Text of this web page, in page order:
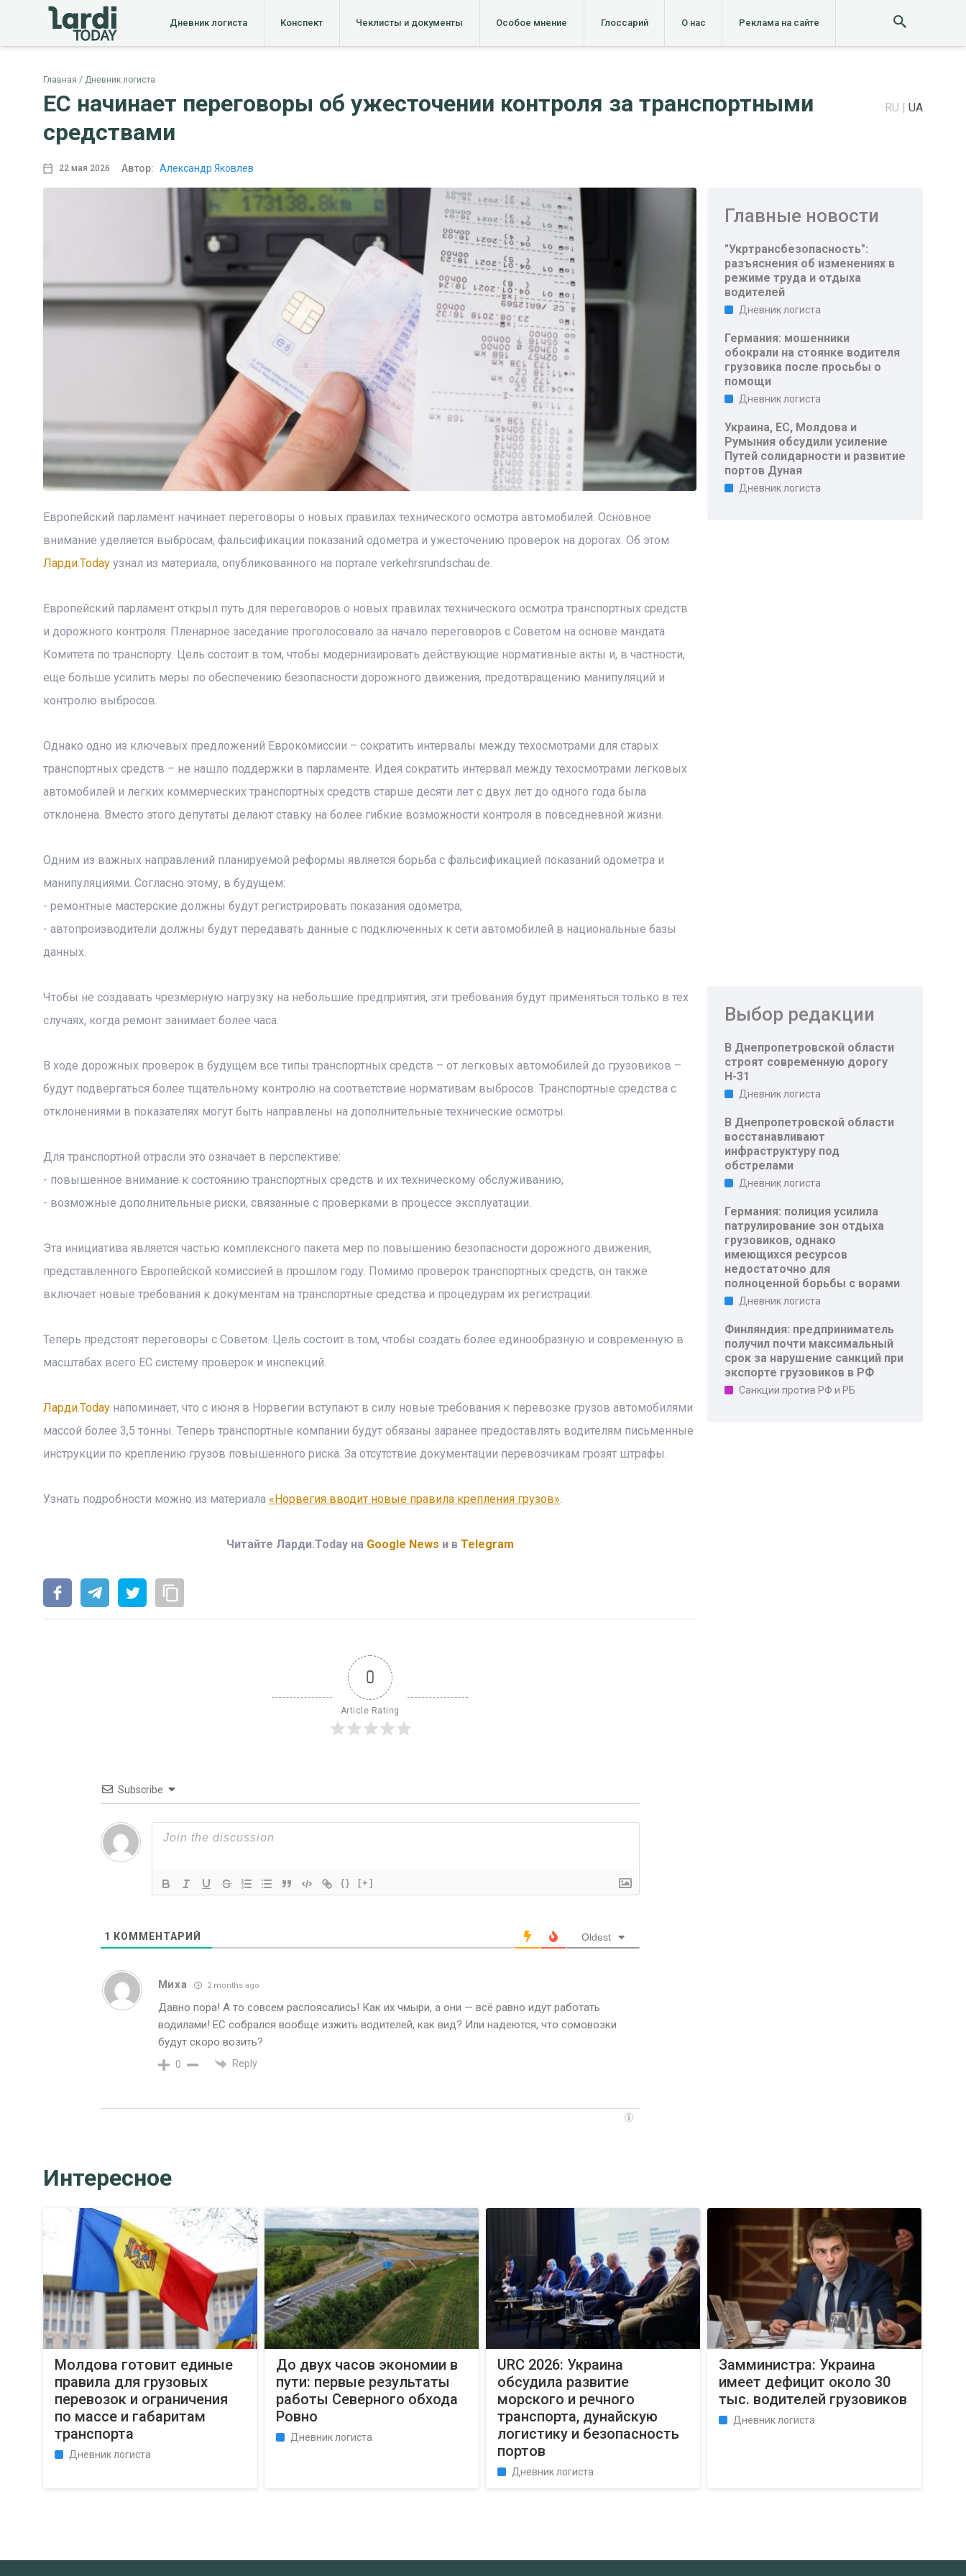
Дневник логиста Конспект Чеклисты и документы Особое мнение Глоссарий О нас Реклама на сайте
Главная Дневник логиста
ЕС начинает переговоры об ужесточении контроля за транспортными
средствами
RU UA
22 мая 2026 Автор: Александр Яковлев
Европейский парламент начинает переговоры о новых правилах технического осмотра автомобилей. Основное
внимание уделяется выбросам, фальсификации показаний одометра и ужесточению проверок на дорогах. Об этом
Ларди.Todayузнал из материала, опубликованного на портале verkehrsrundschau.de.
Европейский парламент открыл путь для переговоров о новых правилах технического осмотра транспортных средств
и дорожного контроля. Пленарное заседание проголосовало за начало переговоров с Советом на основе мандата
Комитета по транспорту. Цель состоит в том, чтобы модернизировать действующие нормативные акты и, в частности,
еще больше усилить меры по обеспечению безопасности дорожного движения, предотвращению манипуляций и
контролю выбросов.
Однако одно из ключевых предложений Еврокомиссии – сократить интервалы между техосмотрами для старых
транспортных средств – не нашло поддержки в парламенте. Идея сократить интервал между техосмотрами легковых
автомобилей и легких коммерческих транспортных средств старше десяти лет с двух лет до одного года была
отклонена. Вместо этого депутаты делают ставку на более гибкие возможности контроля в повседневной жизни.
Одним из важных направлений планируемой реформы является борьба с фальсификацией показаний одометра и
манипуляциями. Согласно этому, в будущем:
- ремонтные мастерские должны будут регистрировать показания одометра;
- автопроизводители должны будут передавать данные с подключенных к сети автомобилей в национальные базы
данных.
Чтобы не создавать чрезмерную нагрузку на небольшие предприятия, эти требования будут применяться только в тех
случаях, когда ремонт занимает более часа.
В ходе дорожных проверок в будущем все типы транспортных средств – от легковых автомобилей до грузовиков –
будут подвергаться более тщательному контролю на соответствие нормативам выбросов. Транспортные средства с
отклонениями в показателях могут быть направлены на дополнительные технические осмотры.
Для транспортной отрасли это означает в перспективе:
- повышенное внимание к состоянию транспортных средств и их техническому обслуживанию;
- возможные дополнительные риски, связанные с проверками в процессе эксплуатации.
Эта инициатива является частью комплексного пакета мер по повышению безопасности дорожного движения,
представленного Европейской комиссией в прошлом году. Помимо проверок транспортных средств, он также
включает новые требования к документам на транспортные средства и процедурам их регистрации.
Теперь предстоят переговоры с Советом. Цель состоит в том, чтобы создать более единообразную и современную в
масштабах всего ЕС систему проверок и инспекций.
Ларди.Todayнапоминает, что с июня в Норвегии вступают в силу новые требования к перевозке грузов автомобилями
массой более 3,5 тонны. Теперь транспортные компании будут обязаны заранее предоставлять водителям письменные
инструкции по креплению грузов повышенного риска. За отсутствие документации перевозчикам грозят штрафы.
Узнать подробности можно из материала «Норвегия вводит новые правила крепления грузов».
Читайте Ларди.Today на Google News и в Telegram
0
Article Rating
Subscribe
{} [+]
1 КОММЕНТАРИЙ Oldest
Миха 2 months ago
Давно пора! А то совсем распоясались! Как их чмыри, а они — всё равно идут работать
водилами! ЕС собрался вообще изжить водителей, как вид? Или надеются, что сомовозки
будут скоро возить?
0 Reply
Главные новости
"Укртрансбезопасность":
разъяснения об изменениях в
режиме труда и отдыха
водителей
Дневник логиста
Германия: мошенники
обокрали на стоянке водителя
грузовика после просьбы о
помощи
Дневник логиста
Украина, ЕС, Молдова и
Румыния обсудили усиление
Путей солидарности и развитие
портов Дуная
Дневник логиста
Выбор редакции
В Днепропетровской области
строят современную дорогу
Н-31
Дневник логиста
В Днепропетровской области
восстанавливают
инфраструктуру под
обстрелами
Дневник логиста
Германия: полиция усилила
патрулирование зон отдыха
грузовиков, однако
имеющихся ресурсов
недостаточно для
полноценной борьбы с ворами
Дневник логиста
Финляндия: предприниматель
получил почти максимальный
срок за нарушение санкций при
экспорте грузовиков в РФ
Санкции против РФ и РБ
Интересное
Молдова готовит единые
правила для грузовых
перевозок и ограничения
по массе и габаритам
транспорта
Дневник логиста
До двух часов экономии в
пути: первые результаты
работы Северного обхода
Ровно
Дневник логиста
URC 2026: Украина
обсудила развитие
морского и речного
транспорта, дунайскую
логистику и безопасность
портов
Дневник логиста
Замминистра: Украина
имеет дефицит около 30
тыс. водителей грузовиков
Дневник логиста